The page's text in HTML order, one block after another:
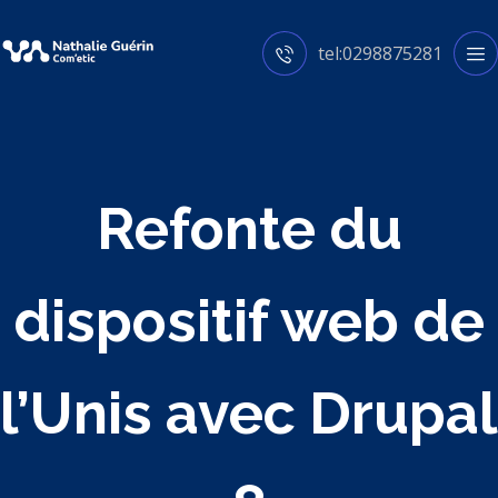
tel:0298875281
Refonte du
dispositif web de
l’Unis avec Drupal